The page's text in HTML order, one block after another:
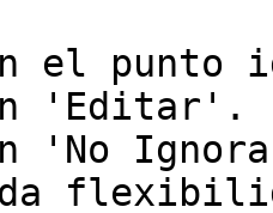
el punto
'Editar'.
'No